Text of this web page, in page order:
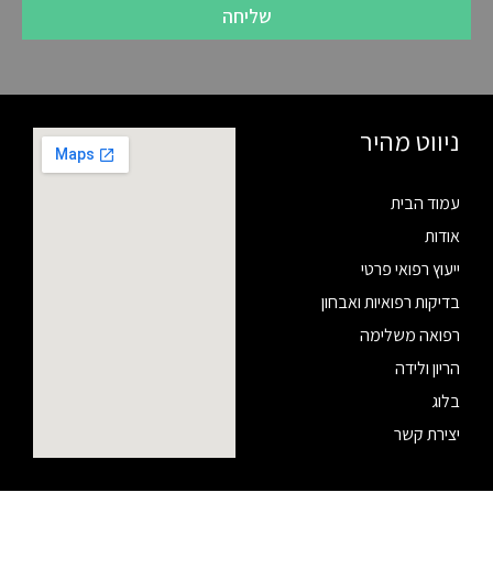
שליחה
ניווט מהיר
עמוד הבית
אודות
ייעוץ רפואי פרטי
בדיקות רפואיות ואבחון
רפואה משלימה
הריון ולידה
בלוג
יצירת קשר